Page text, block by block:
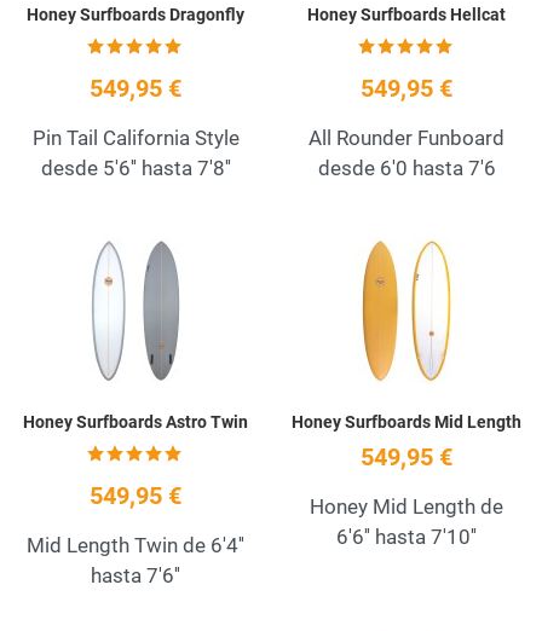
Honey Surfboards Dragonfly
549,95 €
Pin Tail California Style
desde 5'6'' hasta 7'8''
Honey Surfboards Hellcat
549,95 €
All Rounder Funboard
desde 6'0 hasta 7'6
Add to Wishlist
Honey Surfboards Astro Twin
549,95 €
Mid Length Twin de 6'4''
hasta 7'6''
Honey Surfboards Mid Length
549,95 €
Honey Mid Length de
6'6'' hasta 7'10''